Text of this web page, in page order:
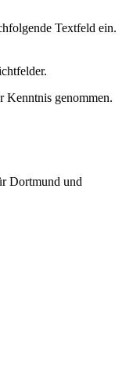
Textfeld ein.
Kenntnis genommen.
Dortmund und